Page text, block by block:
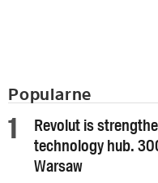
Popularne
Revolut is
technology hub.
Warsaw